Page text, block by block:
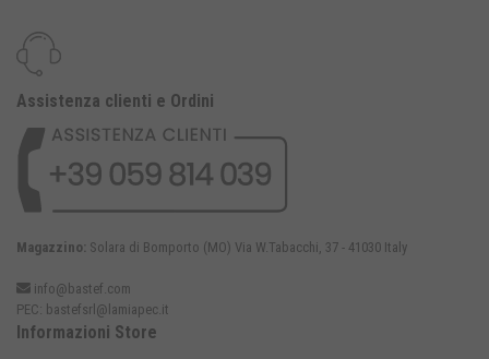
Assistenza clienti e Ordini
Magazzino: Solara di Bomporto (MO) Via W.Tabacchi, 37 - 41030 Italy
info@bastef.com
PEC: bastefsrl@lamiapec.it
Informazioni Store